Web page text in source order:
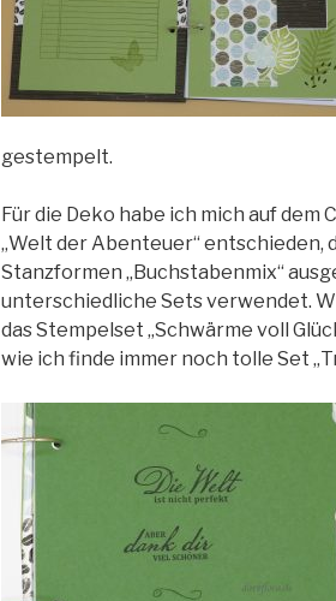
gestempelt.
Für die Deko habe ich mich auf
„Welt der Abenteuer“ entschieden,
Stanzformen „Buchstabenmix“
unterschiedliche Sets verwendet.
das Stempelset „Schwärme voll
wie ich finde immer noch tolle Set